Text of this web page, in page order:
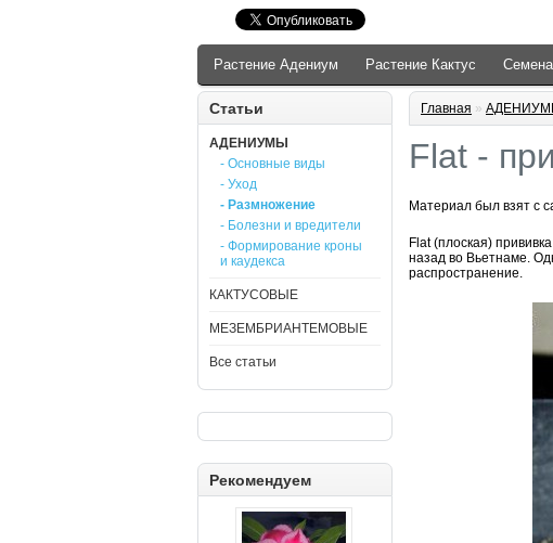
Растение Адениум Растение Кактус
Статьи
АДЕНИУМЫ
- Основные виды
- Уход
- Размножение
- Болезни и вредители
- Формирование кроны
и каудекса
КАКТУСОВЫЕ
МЕЗЕМБРИАНТЕМОВЫЕ
Все статьи
Рекомендуем
Главная »
Flat -
Материал был взят с
Flat (плоская)
назад во Вьетнаме.
распространение.